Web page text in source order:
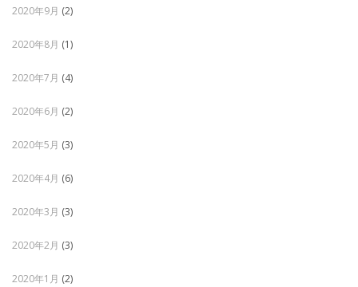
2020年9月 (2)
2020年8月 (1)
2020年7月 (4)
2020年6月 (2)
2020年5月 (3)
2020年4月 (6)
2020年3月 (3)
2020年2月 (3)
2020年1月 (2)